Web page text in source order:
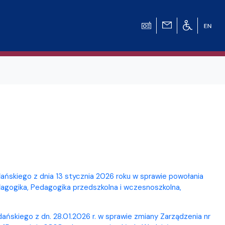
z dnia 13 stycznia 2026 roku w sprawie powołania
Pedagogika przedszkolna i wczesnoszkolna,
z dn. 28.01.2026 r. w sprawie zmiany Zarządzenia nr